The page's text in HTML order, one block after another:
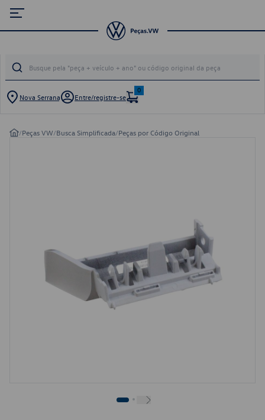
Nova Serrana Entre/registre-se
0
/Peças VW/Busca Simplificada/Peças por Código Original